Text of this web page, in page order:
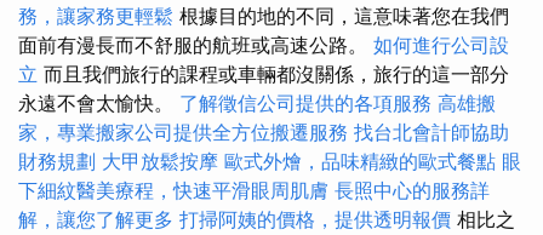
務，讓家務更輕鬆 根據目的地的不同，這意味著您在我們
面前有漫長而不舒服的航班或高速公路。 如何進行公司設
立 而且我們旅行的課程或車輛都沒關係，旅行的這一部分
永遠不會太愉快。 了解徵信公司提供的各項服務 高雄搬
家，專業搬家公司提供全方位搬遷服務 找台北會計師協助
財務規劃 大甲放鬆按摩 歐式外燴，品味精緻的歐式餐點 眼
下細紋醫美療程，快速平滑眼周肌膚 長照中心的服務詳
解，讓您了解更多 打掃阿姨的價格，提供透明報價 相比之